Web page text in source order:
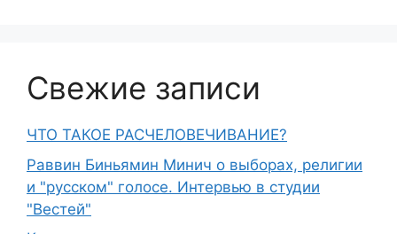
Свежие записи
ЧТО ТАКОЕ РАСЧЕЛОВЕЧИВАНИЕ?
Раввин Биньямин Минич о выборах, религии
и "русском" голосе. Интервью в студии
"Вестей"